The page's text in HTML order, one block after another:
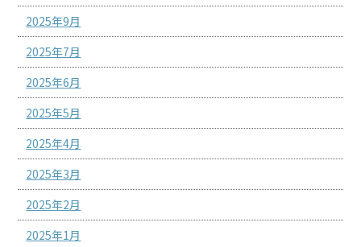
2025年9月
2025年7月
2025年6月
2025年5月
2025年4月
2025年3月
2025年2月
2025年1月